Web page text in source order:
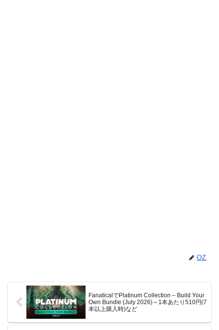
OZ
FanaticalでPlatinum Collection – Build Your
Own Bundle (July 2026)～1本あたり510円(7
本以上購入時)など